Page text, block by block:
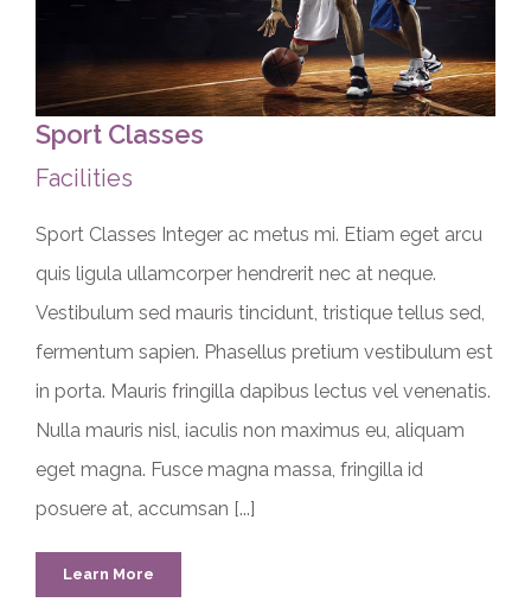
Sport Classes
Facilities
Sport Classes Integer ac metus mi. Etiam eget arcu
quis ligula ullamcorper hendrerit nec at neque.
Vestibulum sed mauris tincidunt, tristique tellus sed,
fermentum sapien. Phasellus pretium vestibulum est
in porta. Mauris fringilla dapibus lectus vel venenatis.
Nulla mauris nisl, iaculis non maximus eu, aliquam
eget magna. Fusce magna massa, fringilla id
posuere at, accumsan [...]
Learn More